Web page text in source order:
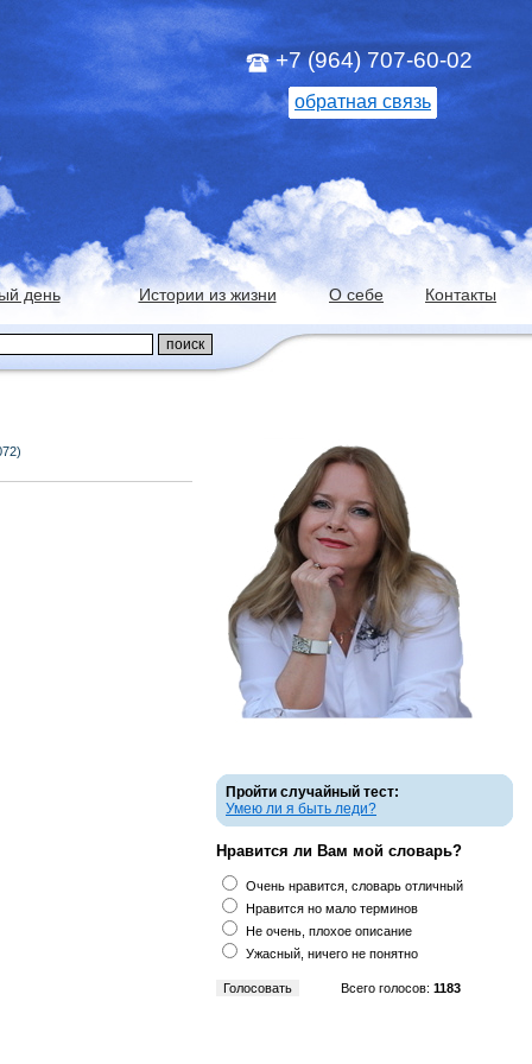
+7 (964) 707-60-02
обратная связь
день Истории из жизни О себе Контакты
Пройти случайный тест:
Умею ли я быть леди?
Нравится ли Вам мой словарь?
Очень нравится, словарь отличный
Нравится но мало терминов
Не очень, плохое описание
Ужасный, ничего не понятно
Всего голосов: 1183